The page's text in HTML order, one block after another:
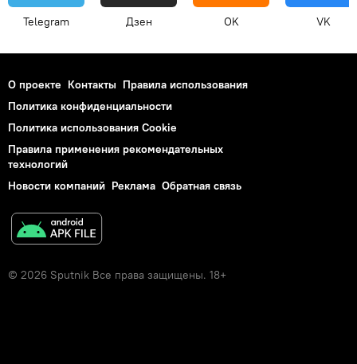
Telegram Дзен OK VK
О проекте Контакты Правила использования
Политика конфиденциальности
Политика использования Cookie
Правила применения рекомендательных
технологий
Новости компаний Реклама Обратная связь
© 2026 Sputnik Все права защищены. 18+